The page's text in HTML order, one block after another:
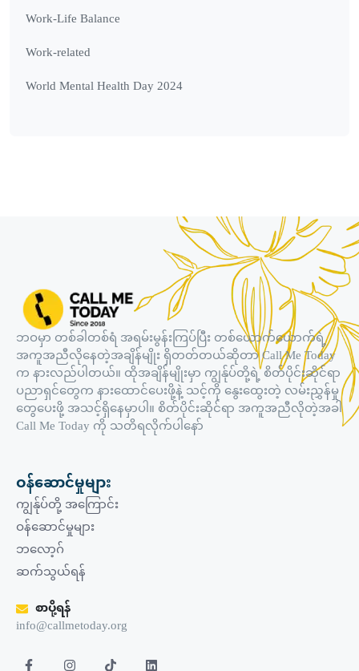
Work-Life Balance
Work-related
World Mental Health Day 2024
ဘဝမှာ တစ်ခါတစ်ရံ အရမ်းမွန်းကြပ်ပြီး တစ်ယောက်ယောက်ရဲ့
အကူအညီလိုနေတဲ့အချိန်မျိုး ရှိတတ်တယ်ဆိုတာ Call Me Today
က နားလည်ပါတယ်။ ထိုအချိန်မျိုးမှာ ကျွန်ုပ်တို့ရဲ့ စိတ်ပိုင်းဆိုင်ရာ
ပညာရှင်တွေက နားထောင်ပေးဖို့နဲ့ သင့်ကို နွေးထွေးတဲ့ လမ်းညွှန်မှု
တွေပေးဖို့ အသင့်ရှိနေမှာပါ။ စိတ်ပိုင်းဆိုင်ရာ အကူအညီလိုတဲ့အခါ
Call Me Today ကို သတိရလိုက်ပါနော်
ဝန်ဆောင်မှုများ
ကျွန်ုပ်တို့ အကြောင်း
ဝန်ဆောင်မှုများ
ဘလော့ဂ်
ဆက်သွယ်ရန်
စာပို့ရန်
info@callmetoday.org